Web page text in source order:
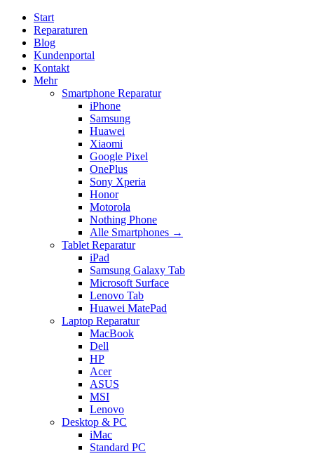
Start
Reparaturen
Blog
Kundenportal
Kontakt
Mehr
Smartphone Reparatur
iPhone
Samsung
Huawei
Xiaomi
Google Pixel
OnePlus
Sony Xperia
Honor
Motorola
Nothing Phone
Alle Smartphones →
Tablet Reparatur
iPad
Samsung Galaxy Tab
Microsoft Surface
Lenovo Tab
Huawei MatePad
Laptop Reparatur
MacBook
Dell
HP
Acer
ASUS
MSI
Lenovo
Desktop & PC
iMac
Standard PC